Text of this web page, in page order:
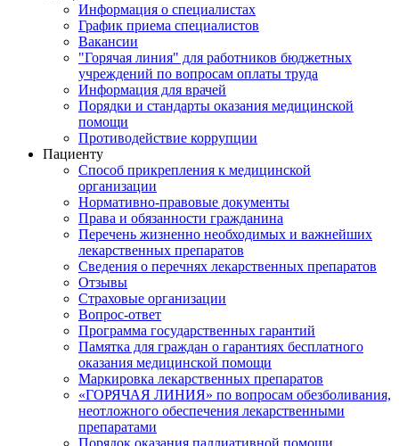
Информация о специалистах
График приема специалистов
Вакансии
"Горячая линия" для работников бюджетных
учреждений по вопросам оплаты труда
Информация для врачей
Порядки и стандарты оказания медицинской
помощи
Противодействие коррупции
Пациенту
Способ прикрепления к медицинской
организации
Нормативно-правовые документы
Права и обязанности гражданина
Перечень жизненно необходимых и важнейших
лекарственных препаратов
Сведения о перечнях лекарственных препаратов
Отзывы
Страховые организации
Вопрос-ответ
Программа государственных гарантий
Памятка для граждан о гарантиях бесплатного
оказания медицинской помощи
Маркировка лекарственных препаратов
«ГОРЯЧАЯ ЛИНИЯ» по вопросам обезболивания,
неотложного обеспечения лекарственными
препаратами
Порядок оказания паллиативной помощи